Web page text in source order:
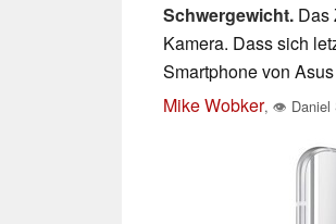
Schwergewicht. Das
Kamera. Dass sich
Smartphone von
Mike Wobker, 👁 Daniel